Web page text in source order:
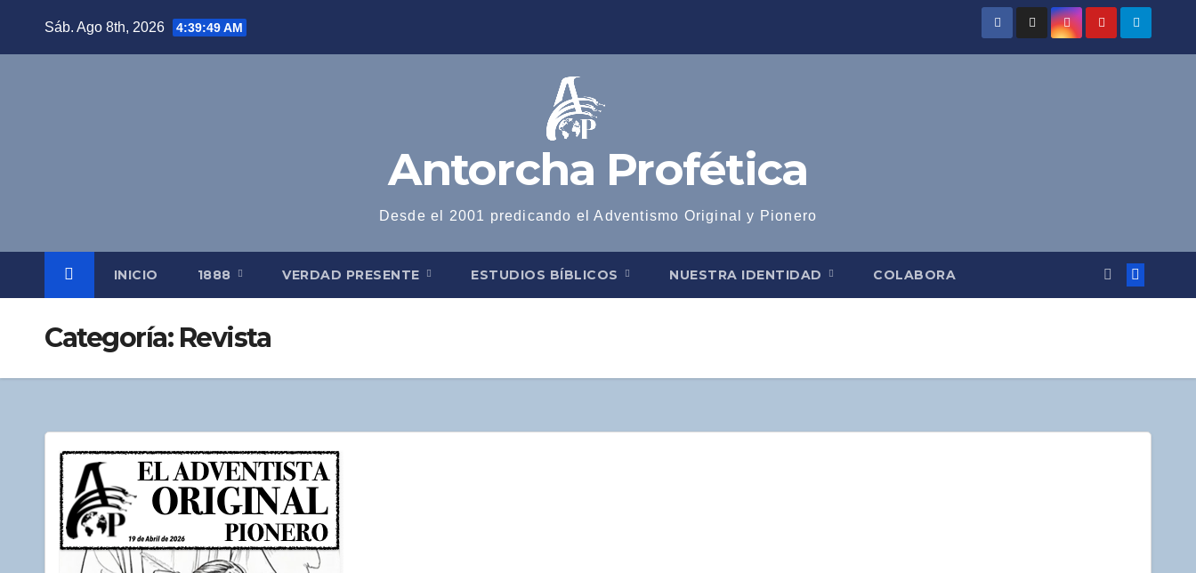
Sáb. Ago 8th, 2026 4:39:50 AM
Antorcha Profética
Desde el 2001 predicando el Adventismo Original y Pionero
INICIO 1888 VERDAD PRESENTE ESTUDIOS BÍBLICOS NUESTRA IDENTIDAD COLABORA
Categoría: Revista